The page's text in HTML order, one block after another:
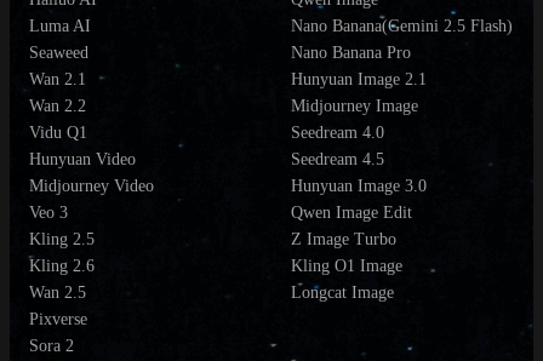
Luma AI
Seaweed
Wan 2.1
Wan 2.2
Vidu Q1
Hunyuan Video
Midjourney Video
Veo 3
Kling 2.5
Kling 2.6
Wan 2.5
Pixverse
Sora 2
Nano Banana(Gemini 2.5 Flash)
Nano Banana Pro
Hunyuan Image 2.1
Midjourney Image
Seedream 4.0
Seedream 4.5
Hunyuan Image 3.0
Qwen Image Edit
Z Image Turbo
Kling O1 Image
Longcat Image